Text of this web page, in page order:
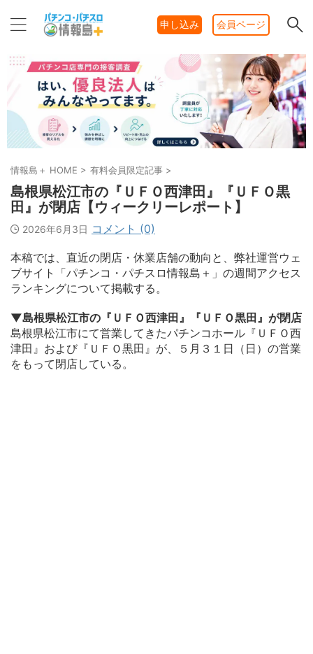
申し込み 会員ページ
情報島＋ HOME > 有料会員限定記事 >
島根県松江市の『ＵＦＯ西津田』『ＵＦＯ黒
田』が閉店【ウィークリーレポート】
2026年6月3日 コメント (0)
本稿では、直近の閉店・休業店舗の動向と、弊社運営ウェ
ブサイト「パチンコ・パチスロ情報島＋」の週間アクセス
ランキングについて掲載する。
▼島根県松江市の『ＵＦＯ西津田』『ＵＦＯ黒田』が閉店
島根県松江市にて営業してきたパチンコホール『ＵＦＯ西
津田』および『ＵＦＯ黒田』が、５月３１日（日）の営業
をもって閉店している。